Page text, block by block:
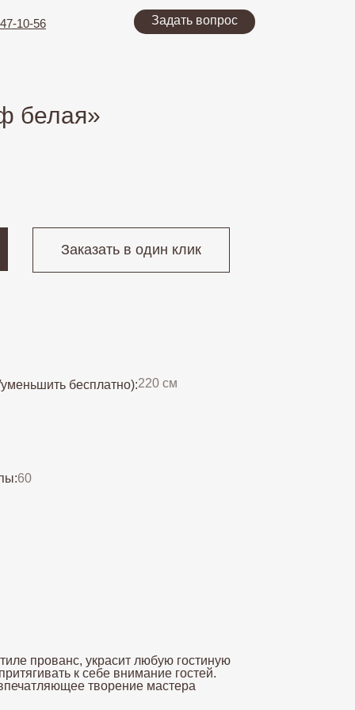
Задать вопрос
10-56
прованс, украсит любую гостиную
к себе внимание гостей.
творение мастера
Заказать в один клик
белая»
бесплатно):220 см
60